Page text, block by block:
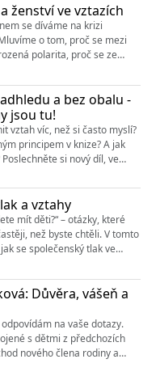
ženství ve vztazích
se díváme na krizi
o tom, proč se mezi
polarita, proč se ze
se také
mateřství, ženské
odvahy a toho,
když se z ní vytratí respekt
jestli jsme ve snaze ...
a bez obalu -
jsou tu!
vztah víc, než si často myslí?
principem v knize? A jak
si nový díl, ve
z nadhledu a bez obalu
kniha! Čeká vás zákulisí
co vám může přinést.
a vztahy
mít děti?“ – otázky, které
než byste chtěli. V tomto
se společenský tlak ve
jak tyto otázky ustát.
víte která? Sledujte
&
institut.cz Nová
vztazích z na...
Důvěra, vášeň a
na vaše dotazy.
s dětmi z předchozích
nového člena rodiny a
ve vztahu. Zjistíte, jak